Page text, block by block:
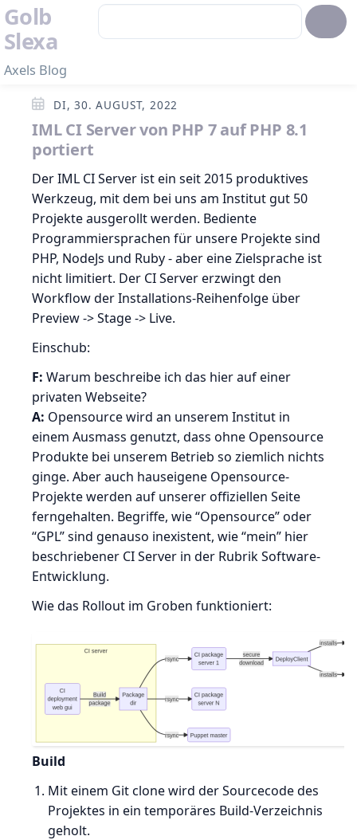
Golb
Slexa
Axels Blog
DI, 30. AUGUST, 2022
IML CI Server von PHP 7 auf PHP 8.1
portiert
Der IML CI Server ist ein seit 2015 produktives
Werkzeug, mit dem bei uns am Institut gut 50
Projekte ausgerollt werden. Bediente
Programmiersprachen für unsere Projekte sind
PHP, NodeJs und Ruby - aber eine Zielsprache ist
nicht limitiert. Der CI Server erzwingt den
Workflow der Installations-Reihenfolge über
Preview -> Stage -> Live.
Einschub:
F: Warum beschreibe ich das hier auf einer
privaten Webseite?
A: Opensource wird an unserem Institut in
einem Ausmass genutzt, dass ohne Opensource
Produkte bei unserem Betrieb so ziemlich nichts
ginge. Aber auch hauseigene Opensource-
Projekte werden auf unserer offiziellen Seite
ferngehalten. Begriffe, wie “Opensource” oder
“GPL” sind genauso inexistent, wie “mein” hier
beschriebener CI Server in der Rubrik Software-
Entwicklung.
Wie das Rollout im Groben funktioniert:
Build
Mit einem Git clone wird der Sourcecode des
Projektes in ein temporäres Build-Verzeichnis
geholt.